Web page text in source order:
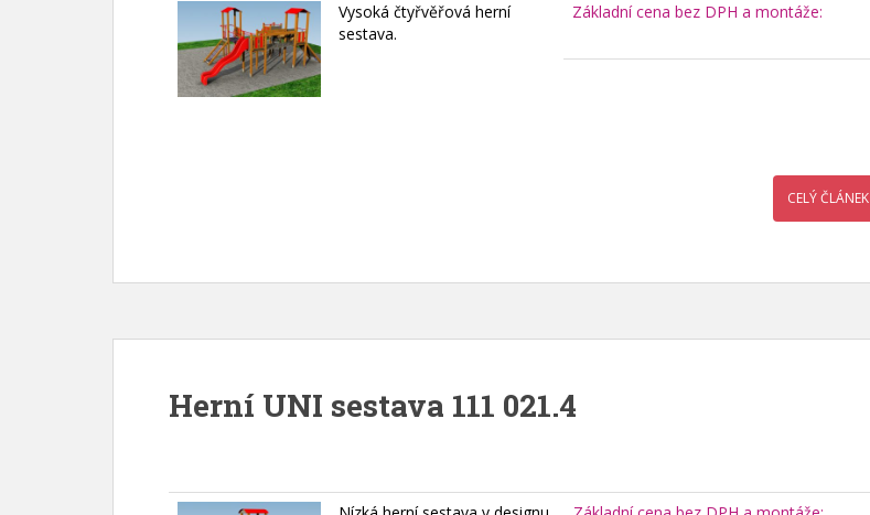
Vysoká čtyřvěřová herní
sestava.
Základní cena bez DPH a montáže:
CELÝ ČLÁNEK
Herní UNI sestava 111 021.4